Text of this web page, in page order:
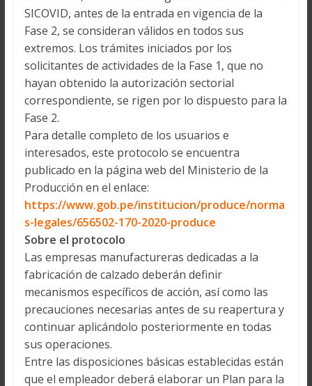
SICOVID, antes de la entrada en vigencia de la
Fase 2, se consideran válidos en todos sus
extremos. Los trámites iniciados por los
solicitantes de actividades de la Fase 1, que no
hayan obtenido la autorización sectorial
correspondiente, se rigen por lo dispuesto para la
Fase 2.
Para detalle completo de los usuarios e
interesados, este protocolo se encuentra
publicado en la página web del Ministerio de la
Producción en el enlace:
https://www.gob.pe/institucion/produce/norma
s-legales/656502-170-2020-produce
Sobre el protocolo
Las empresas manufactureras dedicadas a la
fabricación de calzado deberán definir
mecanismos específicos de acción, así como las
precauciones necesarias antes de su reapertura y
continuar aplicándolo posteriormente en todas
sus operaciones.
Entre las disposiciones básicas establecidas están
que el empleador deberá elaborar un Plan para la